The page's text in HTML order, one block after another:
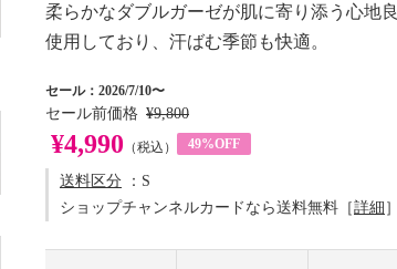
柔らかなダブルガーゼが肌に寄り添う心地
使用しており、汗ばむ季節も快適。
セール：2026/7/10〜
セール前価格 ¥9,800
¥4,990 （税込） 49%OFF
送料区分 ：S
ショップチャンネルカードなら送料無料［詳細 ］